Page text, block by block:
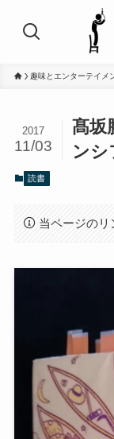
趣味とエンターテイメ
髙坂
ンシ
2017
11/03
読書
当ページのリ